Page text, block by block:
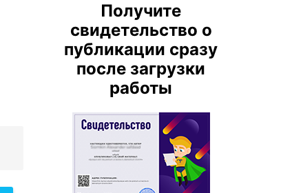
Получите
свидетельство о
публикации сразу
после загрузки
работы